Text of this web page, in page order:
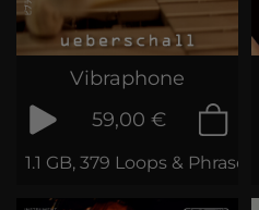
Vibraphone
59,00 €
1.1 GB, 379 Loops & Phrases